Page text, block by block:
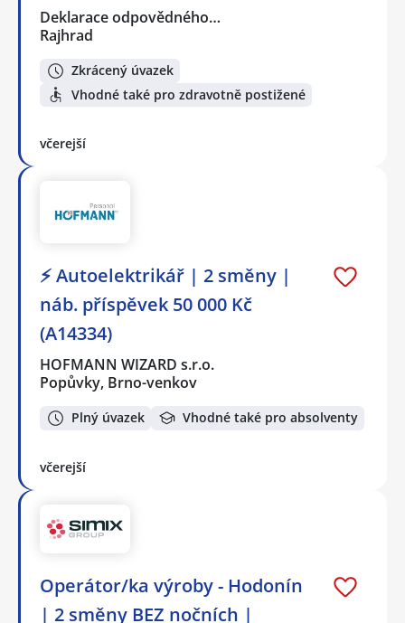
Deklarace odpovědného…
Rajhrad
Zkrácený úvazek
Vhodné také pro zdravotně postižené
včerejší
⚡ Autoelektrikář | 2 směny |
náb. příspěvek 50 000 Kč
(A14334)
HOFMANN WIZARD s.r.o.
Popůvky, Brno-venkov
Plný úvazek Vhodné také pro absolventy
včerejší
Operátor/ka výroby - Hodonín
| 2 směny BEZ nočních |